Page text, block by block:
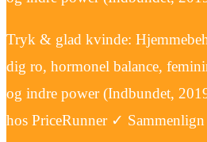
Tryk & glad kvinde:
dig ro, hormonel balance,
og indre power (Indbundet,
hos PriceRunner ✓